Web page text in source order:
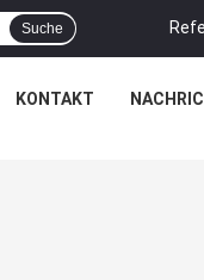
Suche
KONTAKT